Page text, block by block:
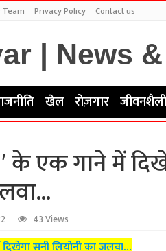
Team Privacy Policy Contact us
खेल रोज़गार जीवनशैली
के एक गाने में
43 Views